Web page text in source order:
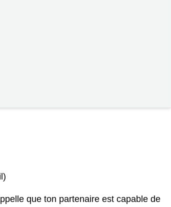
que ton partenaire est capable de